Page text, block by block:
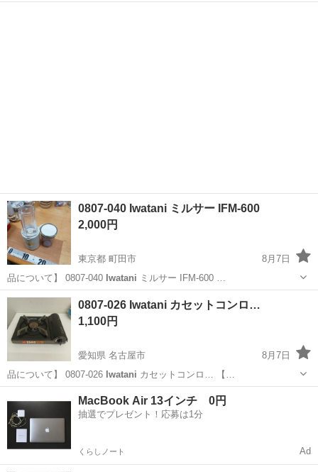
0807-040 Iwatani ミルサー IFM-600
2,000円
東京都 町田市
8月7日
品について】 0807-040 Iwatani ミルサー IFM-600 …
東京 町田市
0807-026 Iwatani カセットコンロ…
1,100円
愛知県 名古屋市
8月7日
品について】 0807-026 Iwatani カセットコンロ… 【…
名古屋市 調理器具 Iwatani
MacBook Air 13インチ 0円
抽選でプレゼント！応募は1分
くらしノート Ad